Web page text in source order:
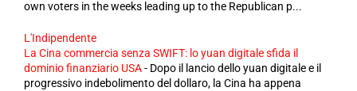
own voters in the weeks leading up to the Republican p...
L'Indipendente
La Cina commercia senza SWIFT: lo yuan digitale sfida il
dominio finanziario USA- Dopo il lancio dello yuan digitale e il
progressivo indebolimento del dollaro, la Cina ha appena